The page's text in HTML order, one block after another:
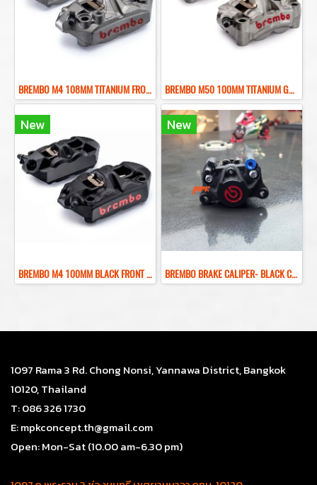
BREMBO M4 108MM TITANIUM FRONT BRAKE CALIPER ปั๊มเบรคเบรมโบ้สีไทเทเนียม 108MM BREMBO M50 100MM TITANIUM GRAY FRONT BRAKE CALIPER ปั๊มเบรคเบรมโบ้สีเทา 100MM
New
BREMBO M4 100MM BLACK FRONT BRAKE CALIPER ปั๊มเบรคเบรมโบ้สีดำ 100MM
New
ฺBREMBO BRAKE CALIPER- BLACK COLOR REAR BRAKE RED LOGO
1097 Rama 3 Rd. Chong Nonsi, Yannawa District, Bangkok
10120, Thailand
T: 086 326 1730
E: mpkconcept.th@gmail.com
Open: Mon-Sat (10.00 am-6.30 pm)